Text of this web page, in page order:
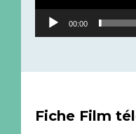
00:00
Fiche Film